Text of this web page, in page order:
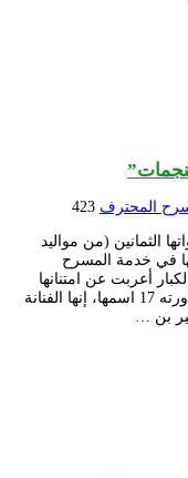
المحترف 423
الثمانين (من مواليد
1944) قضت نصفها في خدمة المسرح
أعربت عن امتنانها
لمبادرة مهرجان المسرح المحترف الذي تحمل دورته 17 اسمها، إنها الفنانة
بن …